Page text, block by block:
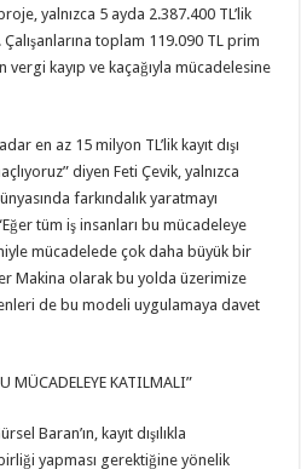
yalnızca 5 ayda 2.387.400 TL’lik
Çalışanlarına toplam 119.090 TL prim
kayıp ve kaçağıyla mücadelesine
en az 15 milyon TL’lik kayıt dışı
diyen Feti Çevik, yalnızca
farkındalık yaratmayı
tüm iş insanları bu mücadeleye
mücadelede çok daha büyük bir
Makina olarak bu yolda üzerimize
de bu modeli uygulamaya davet
MÜCADELEYE KATILMALI”
Baran’ın, kayıt dışılıkla
yapması gerektiğine yönelik